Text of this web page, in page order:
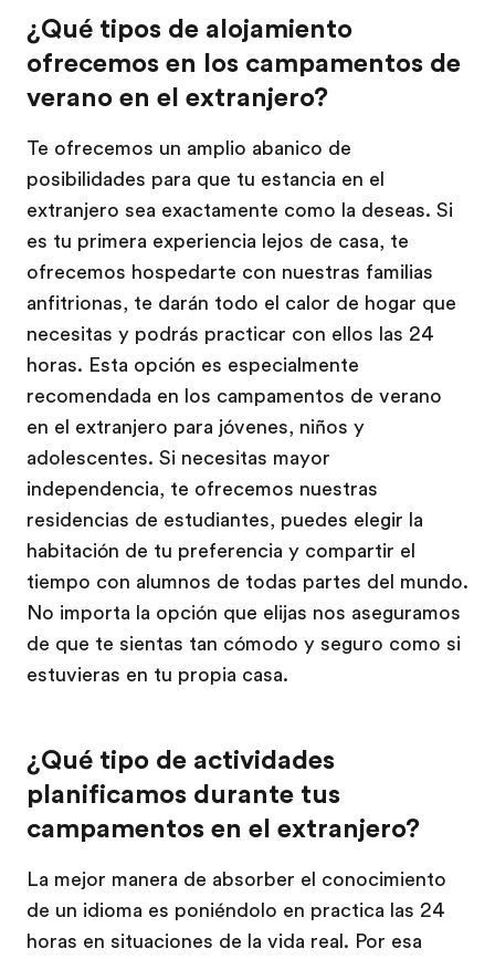
¿Qué tipos de alojamiento
ofrecemos en los campamentos de
verano en el extranjero?
Te ofrecemos un amplio abanico de
posibilidades para que tu estancia en el
extranjero sea exactamente como la deseas. Si
es tu primera experiencia lejos de casa, te
ofrecemos hospedarte con nuestras familias
anfitrionas, te darán todo el calor de hogar que
necesitas y podrás practicar con ellos las 24
horas. Esta opción es especialmente
recomendada en los campamentos de verano
en el extranjero para jóvenes, niños y
adolescentes. Si necesitas mayor
independencia, te ofrecemos nuestras
residencias de estudiantes, puedes elegir la
habitación de tu preferencia y compartir el
tiempo con alumnos de todas partes del mundo.
No importa la opción que elijas nos aseguramos
de que te sientas tan cómodo y seguro como si
estuvieras en tu propia casa.
¿Qué tipo de actividades
planificamos durante tus
campamentos en el extranjero?
La mejor manera de absorber el conocimiento
de un idioma es poniéndolo en practica las 24
horas en situaciones de la vida real. Por esa